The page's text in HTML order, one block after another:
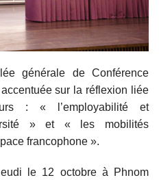
générale de Conférence
sur la réflexion liée
: « l’employabilité et
» et « les mobilités
francophone ».
le 12 octobre à Phnom